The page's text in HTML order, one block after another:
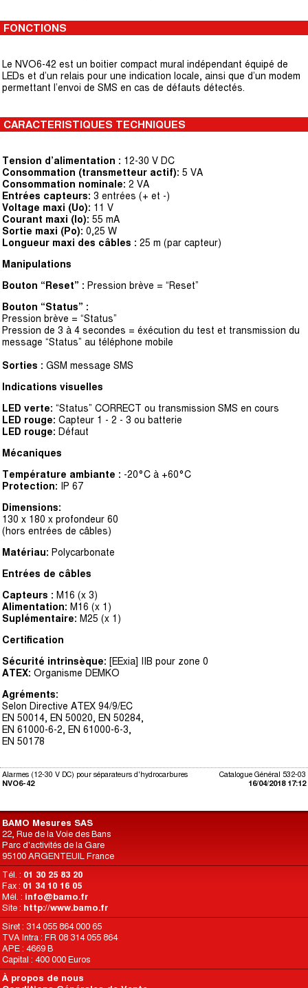
FONCTIONS
Le NVO6-42 est un boitier compact mural indépendant équipé de
LEDs et d’un relais pour une indication locale, ainsi que d’un modem
permettant l’envoi de SMS en cas de défauts détectés.
CARACTERISTIQUES TECHNIQUES
Tension d’alimentation : 12-30 V DC
Consommation (transmetteur actif): 5 VA
Consommation nominale: 2 VA
Entrées capteurs: 3 entrées (+ et -)
Voltage maxi (Uo): 11 V
Courant maxi (Io): 55 mA
Sortie maxi (Po): 0,25 W
Longueur maxi des câbles : 25 m (par capteur)
Manipulations
Bouton “Reset” : Pression brève = “Reset”
Bouton “Status” :
Pression brève = “Status”
Pression de 3 à 4 secondes = éxécution du test et transmission du
message “Status” au téléphone mobile
Sorties : GSM message SMS
Indications visuelles
LED verte: “Status” CORRECT ou transmission SMS en cours
LED rouge: Capteur 1 - 2 - 3 ou batterie
LED rouge: Défaut
Mécaniques
Température ambiante : -20°C à +60°C
Protection: IP 67
Dimensions:
130 x 180 x profondeur 60
(hors entrées de câbles)
Matériau: Polycarbonate
Entrées de câbles
Capteurs : M16 (x 3)
Alimentation: M16 (x 1)
Suplémentaire: M25 (x 1)
Certification
Sécurité intrinsèque: [EExia] IIB pour zone 0
ATEX: Organisme DEMKO
Agréments:
Selon Directive ATEX 94/9/EC
EN 50014, EN 50020, EN 50284,
EN 61000-6-2, EN 61000-6-3,
EN 50178
Catalogue Général 532-03
16/04/2018 17:12
Alarmes (12-30 V DC) pour séparateurs d'hydrocarbures
NVO6-42
BAMO Mesures SAS
22, Rue de la Voie des Bans
Parc d'activités de la Gare
95100 ARGENTEUIL France
Tél. : 01 30 25 83 20
Fax : 01 34 10 16 05
Mél. : info@bamo.fr
Site : http://www.bamo.fr
Siret : 314 055 864 000 65
TVA Intra : FR 08 314 055 864
APE : 4669 B
Capital : 400 000 Euros
À propos de nous